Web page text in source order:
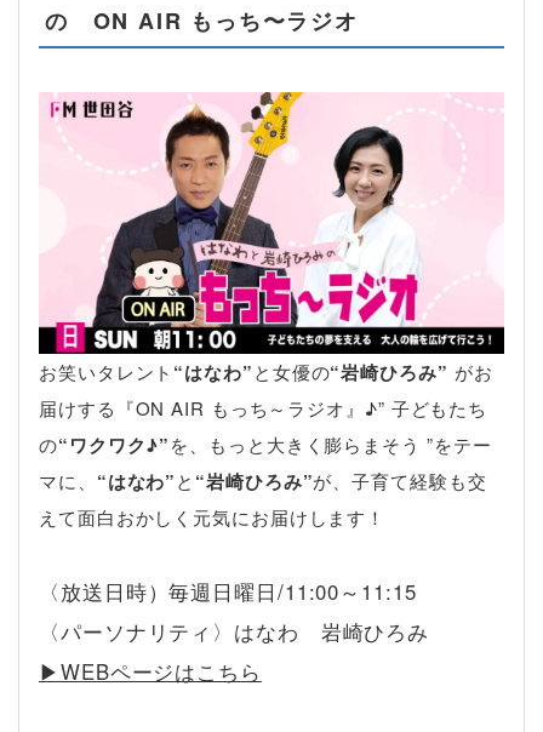
の ON AIR もっち〜ラジオ
お笑いタレント “はなわ”と女優の“岩崎ひろみ” がお
届けする『ON AIR もっち～ラジオ』♪” 子どもたち
の“ワクワク♪”を、もっと大きく膨らまそう ”をテー
マに、 “はなわ”と “岩崎ひろみ”が、子育て経験も交
えて面白おかしく元気にお届けします！
〈放送日時）毎週日曜日/11:00～11:15
〈パーソナリティ〉はなわ 岩崎ひろみ
▶︎WEBページはこちら